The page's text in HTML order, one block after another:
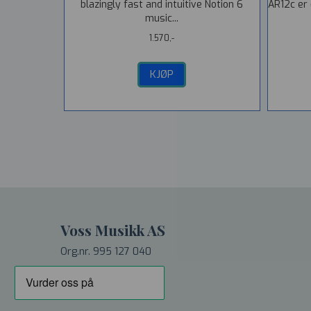
blazingly fast and intuitive Notion 6
music...
1.570,-
KJØP
AR12c
Voss Musikk AS
Org.nr. 995 127 040